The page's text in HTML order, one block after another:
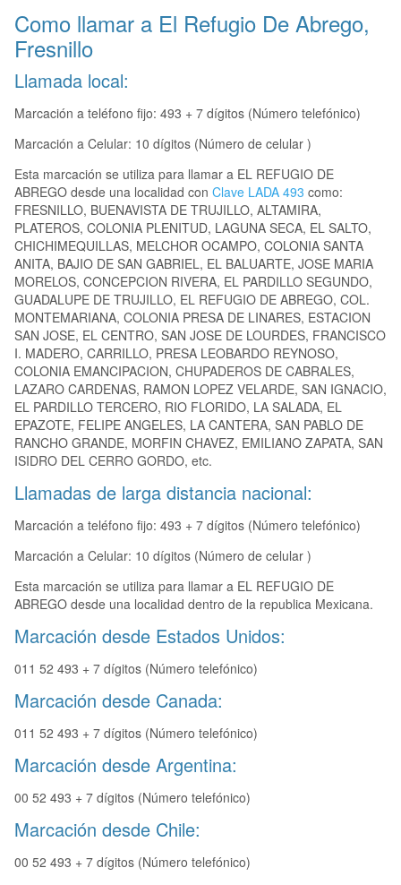
Como llamar a El Refugio De Abrego,
Fresnillo
Llamada local:
Marcación a teléfono fijo: 493 + 7 dígitos (Número telefónico)
Marcación a Celular: 10 dígitos (Número de celular )
Esta marcación se utiliza para llamar a EL REFUGIO DE
ABREGO desde una localidad con Clave LADA 493 como:
FRESNILLO, BUENAVISTA DE TRUJILLO, ALTAMIRA,
PLATEROS, COLONIA PLENITUD, LAGUNA SECA, EL SALTO,
CHICHIMEQUILLAS, MELCHOR OCAMPO, COLONIA SANTA
ANITA, BAJIO DE SAN GABRIEL, EL BALUARTE, JOSE MARIA
MORELOS, CONCEPCION RIVERA, EL PARDILLO SEGUNDO,
GUADALUPE DE TRUJILLO, EL REFUGIO DE ABREGO, COL.
MONTEMARIANA, COLONIA PRESA DE LINARES, ESTACION
SAN JOSE, EL CENTRO, SAN JOSE DE LOURDES, FRANCISCO
I. MADERO, CARRILLO, PRESA LEOBARDO REYNOSO,
COLONIA EMANCIPACION, CHUPADEROS DE CABRALES,
LAZARO CARDENAS, RAMON LOPEZ VELARDE, SAN IGNACIO,
EL PARDILLO TERCERO, RIO FLORIDO, LA SALADA, EL
EPAZOTE, FELIPE ANGELES, LA CANTERA, SAN PABLO DE
RANCHO GRANDE, MORFIN CHAVEZ, EMILIANO ZAPATA, SAN
ISIDRO DEL CERRO GORDO, etc.
Llamadas de larga distancia nacional:
Marcación a teléfono fijo: 493 + 7 dígitos (Número telefónico)
Marcación a Celular: 10 dígitos (Número de celular )
Esta marcación se utiliza para llamar a EL REFUGIO DE
ABREGO desde una localidad dentro de la republica Mexicana.
Marcación desde Estados Unidos:
011 52 493 + 7 dígitos (Número telefónico)
Marcación desde Canada:
011 52 493 + 7 dígitos (Número telefónico)
Marcación desde Argentina:
00 52 493 + 7 dígitos (Número telefónico)
Marcación desde Chile:
00 52 493 + 7 dígitos (Número telefónico)